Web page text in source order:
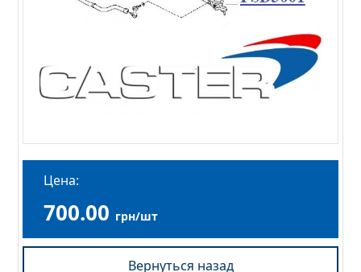
Цена:
700.00 грн/шт
Вернуться назад